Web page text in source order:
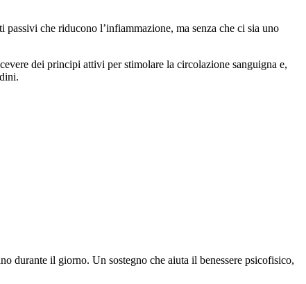
che riducono l’infiammazione, ma senza che ci sia uno
dei principi attivi per stimolare la circolazione sanguigna e,
durante il giorno. Un sostegno che aiuta il benessere psicofisico,